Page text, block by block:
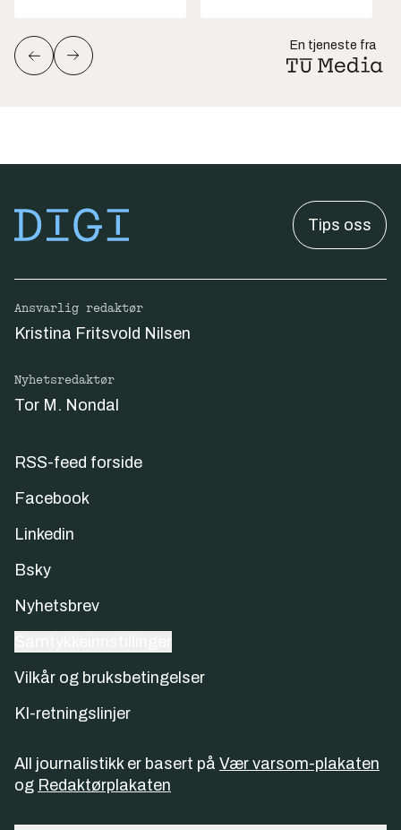
En tjeneste fra
Tips oss
Ansvarlig redaktør
Kristina Fritsvold Nilsen
Nyhetsredaktør
Tor M. Nondal
RSS-feed forside
Facebook
Linkedin
Bsky
Nyhetsbrev
Vilkår og bruksbetingelser
KI-retningslinjer
All journalistikk er basert på Vær varsom-plakaten
og Redaktørplakaten